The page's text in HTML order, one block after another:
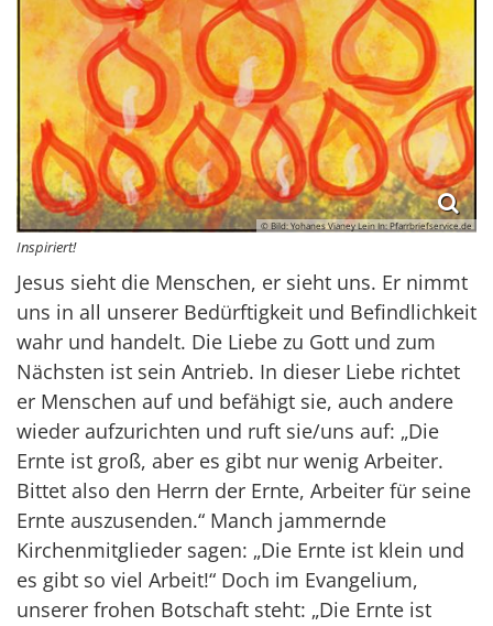
© Bild: Yohanes Vianey Lein In: Pfarrbriefservice.de
Inspiriert!
Jesus sieht die Menschen, er sieht uns. Er nimmt
uns in all unserer Bedürftigkeit und Befindlichkeit
wahr und handelt. Die Liebe zu Gott und zum
Nächsten ist sein Antrieb. In dieser Liebe richtet
er Menschen auf und befähigt sie, auch andere
wieder aufzurichten und ruft sie/uns auf: „Die
Ernte ist groß, aber es gibt nur wenig Arbeiter.
Bittet also den Herrn der Ernte, Arbeiter für seine
Ernte auszusenden.“ Manch jammernde
Kirchenmitglieder sagen: „Die Ernte ist klein und
es gibt so viel Arbeit!“ Doch im Evangelium,
unserer frohen Botschaft steht: „Die Ernte ist